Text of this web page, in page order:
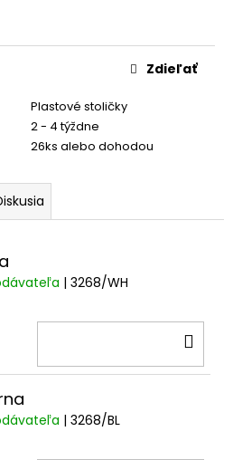
Plastové stoličky
2 - 4 týždne
26ks alebo dohodou
Zdieľať
| 3268/WH
| 3268/BL